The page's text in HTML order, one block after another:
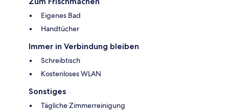
Eigenes Bad
Handtücher
Immer in Verbindung bleiben
Schreibtisch
Kostenloses WLAN
Sonstiges
Tägliche Zimmerreinigung